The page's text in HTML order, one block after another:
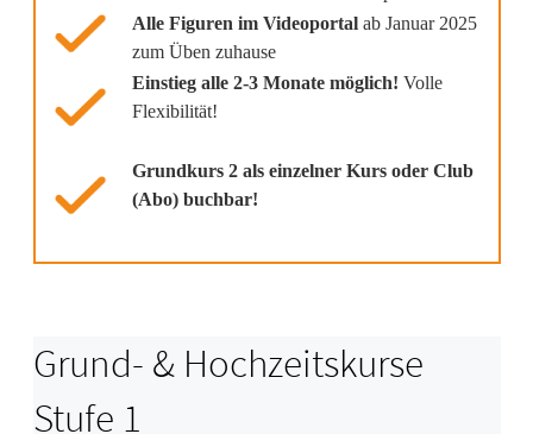
Alle Figuren im Videoportalab Januar 2025
zum Üben zuhause
Einstieg alle 2-3 Monate möglich! Volle
Flexibilität!
Grundkurs 2 als einzelner Kurs oder Club
(Abo) buchbar!